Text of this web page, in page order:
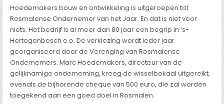
Hoedemakers bouw en ontwikkeling is uitgeroepen tot
Rosmalense Ondernemer van het Jaar. En dat is niet voor
niets. Het bedrijf is al meer dan 80 jaar een begrip in ‘s-
Hertogenbosch e.o. De verkiezing wordt ieder jaar
georganiseerd door de Verenging van Rosmalense
Ondernemers. Marc Hoedemakers, directeur van de
gelijknamige onderneming, kreeg de wisselbokaal uitgereikt,
evenals de bijhorende cheque van 500 euro, die zal worden
toegekend aan een goed doel in Rosmalen.